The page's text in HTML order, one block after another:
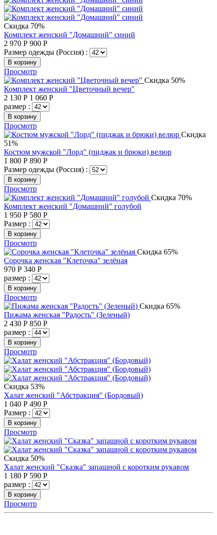
Скидка 70%
Комплект женский "Домашний" синий
2 970 Р 900 Р
Размер одежды (Россия) :
В корзину
Просмотр
Скидка 50%
Комплект женский "Цветочный вечер"
2 130 Р 1 060 Р
размер :
В корзину
Просмотр
Скидка
51%
Костюм мужской "Лорд" (пиджак и брюки) велюр
1 800 Р 890 Р
Размер одежды (Россия) :
В корзину
Просмотр
Скидка 70%
Комплект женский "Домашний" голубой
1 950 Р 580 Р
Размер :
В корзину
Просмотр
Скидка 65%
Сорочка женская "Клеточка" зелёная
970 Р 340 Р
размер :
В корзину
Просмотр
Скидка 65%
Пижама женская "Радость" (Зеленый)
2 430 Р 850 Р
размер :
В корзину
Просмотр
Скидка 53%
Халат женский "Абстракция" (Бордовый)
1 040 Р 490 Р
Размер :
В корзину
Просмотр
Скидка 50%
Халат женский "Сказка" запашной с коротким рукавом
1 180 Р 590 Р
размер :
В корзину
Просмотр